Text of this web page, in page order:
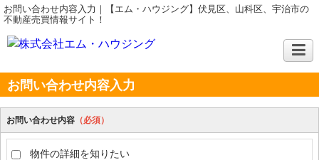
お問い合わせ内容入力｜【エム・ハウジング】伏見区、山科区、宇治市の
不動産売買情報サイト！
お問い合わせ内容入力
お問い合わせ内容 （必須）
物件の詳細を知りたい